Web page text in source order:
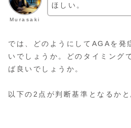
Murasaki
ほしい。
では、どのようにしてAGAを発
いでしょうか。どのタイミング
ば良いでしょうか。
以下の2点が判断基準となるかと